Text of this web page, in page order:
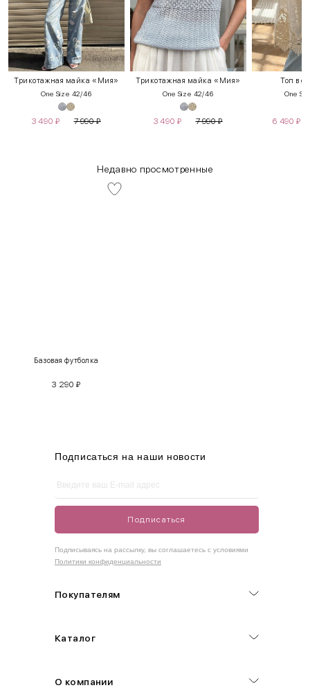
Трикотажная майка «Мия»
One Size 42/46
3 490 ₽ 7 990₽
Трикотажная майка «Мия»
One Size 42/46
3 490 ₽ 7 990₽
Топ в
One
6 490 ₽
Недавно просмотренные
Базовая футболка
3 290 ₽
S 42-44
42-50
Как правильно себя обмерить
Измеряется по самым выступающим точкам.
Обхват бедер (F)
Покупателям
Каталог
О компании
Подписаться на наши новости
Подписаться
Подписываясь на рассылку, вы соглашаетесь с условиями
Политики конфиденциальности